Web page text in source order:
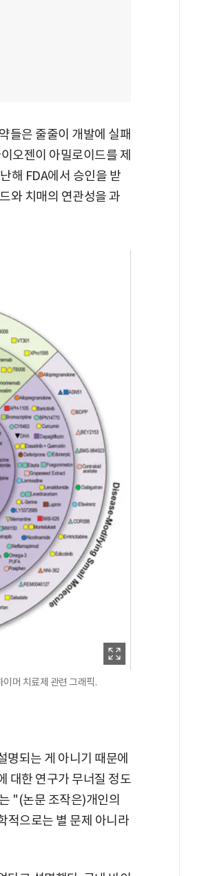
들은 줄줄이 개발에 실패
오젠이 아밀로이드를 제
해 FDA에서 승인을 받
와 치매의 연관성을 과
머 치료제 관련 그래픽.
되는 게 아니기 때문에
대한 연구가 무너질 정도
"(논문 조작은)개인의
적으로는 별 문제 아니라